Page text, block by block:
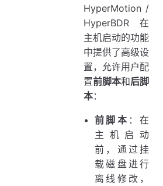
HyperMotion /
HyperBDR 在
主机启动的功能
中提供了高级设
置，允许用户配
置前脚本和后脚
本：
前脚本 ：在
主机启动
前，通过挂
载磁盘进行
离线修改，